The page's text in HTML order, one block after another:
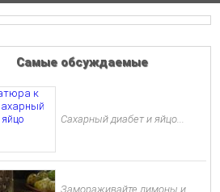
Самые обсуждаемые
Сахарный диабет и яйцо...
Замораживайте лимоны и